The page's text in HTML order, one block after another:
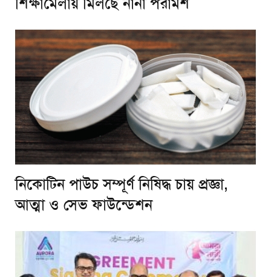
নিকোটিন পাউচ সম্পূর্ণ নিষিদ্ধ চায় প্রজ্ঞা,
আত্মা ও সেভ ফাউন্ডেশন